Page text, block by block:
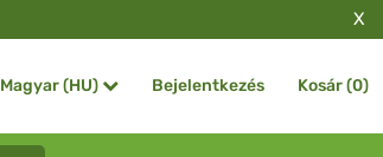
X
Magyar (HU) Bejelentkezés Kosár (0)